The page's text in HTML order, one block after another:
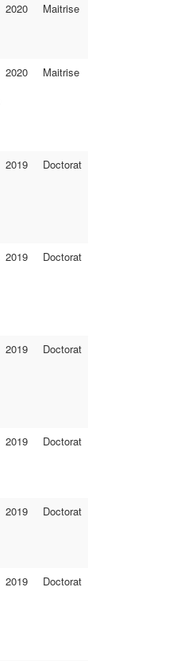
2020 Maitrise
2020 Maitrise
2019 Doctorat
2019 Doctorat
2019 Doctorat
2019 Doctorat
2019 Doctorat
2019 Doctorat